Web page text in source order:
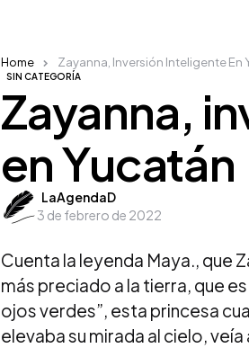
SIN CATEGORÍA
Zayanna,
en Yucatán
Posted
by
LaAgendaD
3 de febrero de 2022
Home Zayanna, Inversión Inteligente En
Cuenta la leyenda Maya., que
más preciado a la tierra, que
ojos verdes”, esta princesa
elevaba su mirada al cielo,